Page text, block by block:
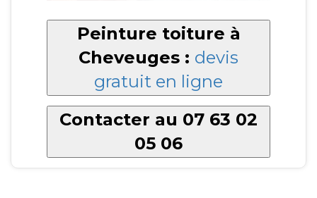
Peinture toiture à
Cheveuges : devis
gratuit en ligne
Contacter au 07 63 02
05 06